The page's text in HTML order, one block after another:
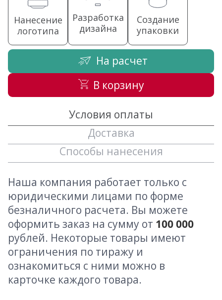
Нанесение
логотипа
Разработка
дизайна
Создание
упаковки
На расчет
В корзину
Условия оплаты
Доставка
Способы нанесения
Наша компания работает только с
юридическими лицами по форме
безналичного расчета. Вы можете
оформить заказ на сумму от 100 000
рублей. Некоторые товары имеют
ограничения по тиражу и
ознакомиться с ними можно в
карточке каждого товара.